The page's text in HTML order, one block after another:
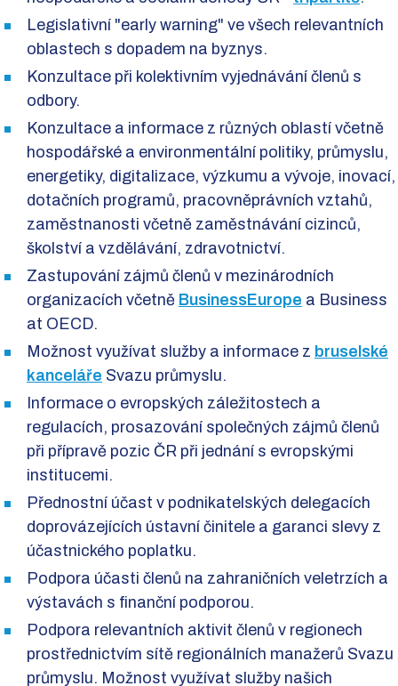
Legislativní "early warning" ve všech relevantních
oblastech s dopadem na byznys.
Konzultace při kolektivním vyjednávání členů s
odbory.
Konzultace a informace z různých oblastí včetně
hospodářské a environmentální politiky, průmyslu,
energetiky, digitalizace, výzkumu a vývoje, inovací,
dotačních programů, pracovněprávních vztahů,
zaměstnanosti včetně zaměstnávání cizinců,
školství a vzdělávání, zdravotnictví.
Zastupování zájmů členů v mezinárodních
organizacích včetně BusinessEurope a Business
at OECD.
Možnost využívat služby a informace z bruselské
kanceláře Svazu průmyslu.
Informace o evropských záležitostech a
regulacích, prosazování společných zájmů členů
při přípravě pozic ČR při jednání s evropskými
institucemi.
Přednostní účast v podnikatelských delegacích
doprovázejících ústavní činitele a garanci slevy z
účastnického poplatku.
Podpora účasti členů na zahraničních veletrzích a
výstavách s finanční podporou.
Podpora relevantních aktivit členů v regionech
prostřednictvím sítě regionálních manažerů Svazu
průmyslu. Možnost využívat služby našich